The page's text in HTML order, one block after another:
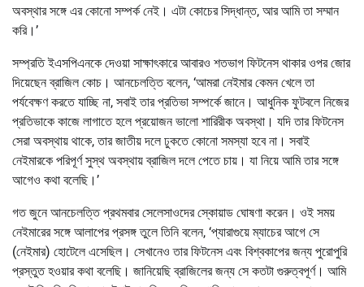
অবস্থার সঙ্গে এর কোনো সম্পর্ক নেই। এটা কোচের সিদ্ধান্ত, আর আমি তা সম্মান
করি।’
সম্প্রতি ইএসপিএনকে দেওয়া সাক্ষাৎকারে আবারও শতভাগ ফিটনেস থাকার ওপর জোর
দিয়েছেন ব্রাজিল কোচ। আনচেলত্তি বলেন, ‘আমরা নেইমার কেমন খেলে তা
পর্যবেক্ষণ করতে যাচ্ছি না, সবাই তার প্রতিভা সম্পর্কে জানে। আধুনিক ফুটবলে নিজের
প্রতিভাকে কাজে লাগাতে হলে প্রয়োজন ভালো শারিরীক অবস্থা। যদি তার ফিটনেস
সেরা অবস্থায় থাকে, তার জাতীয় দলে ঢুকতে কোনো সমস্যা হবে না। সবাই
নেইমারকে পরিপূর্ণ সুস্থ অবস্থায় ব্রাজিল দলে পেতে চায়। যা নিয়ে আমি তার সঙ্গে
আগেও কথা বলেছি।’
গত জুনে আনচেলত্তি প্রথমবার সেলেসাওদের স্কোয়াড ঘোষণা করেন। ওই সময়
নেইমারের সঙ্গে আলাপের প্রসঙ্গ তুলে তিনি বলেন, ‘প্যারাগুয়ে ম্যাচের আগে সে
(নেইমার) হোটেলে এসেছিল। সেখানেও তার ফিটনেস এবং বিশ্বকাপের জন্য পুরোপুরি
প্রস্তুত হওয়ার কথা বলেছি। জানিয়েছি ব্রাজিলের জন্য সে কতটা গুরুত্বপূর্ণ। আমি